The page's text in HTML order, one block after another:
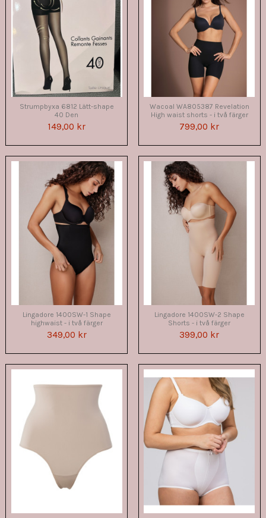
Strumpbyxa 6812 Lätt-shape
40 Den
149,00 kr
Wacoal WA805387 Revelation
High waist shorts - i två färger
799,00 kr
Lingadore 1400SW-1 Shape
highwaist - i två färger
349,00 kr
Lingadore 1400SW-2 Shape
Shorts - i två färger
399,00 kr